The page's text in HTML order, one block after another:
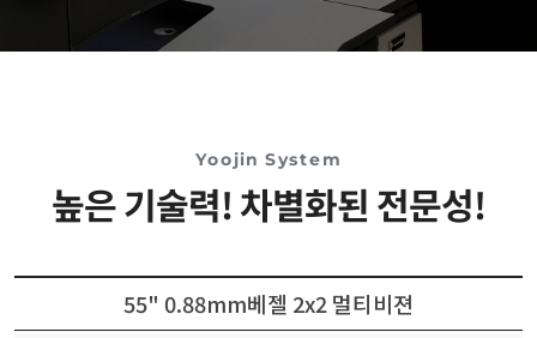
Yoojin System
높은 기술력! 차별화된 전문성!
55" 0.88mm베젤 2x2 멀티비젼